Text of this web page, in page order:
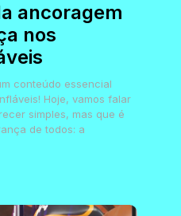
ancoragem
nos
conteúdo essencial
Hoje, vamos falar
simples, mas que é
de todos: a